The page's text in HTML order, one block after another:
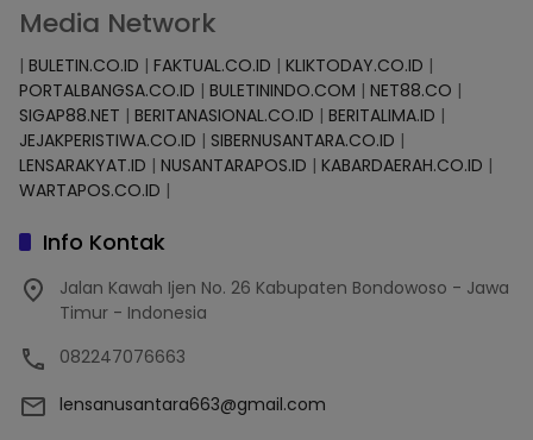
Media Network
| BULETIN.CO.ID | FAKTUAL.CO.ID | KLIKTODAY.CO.ID |
PORTALBANGSA.CO.ID | BULETININDO.COM | NET88.CO |
SIGAP88.NET | BERITANASIONAL.CO.ID | BERITALIMA.ID |
JEJAKPERISTIWA.CO.ID | SIBERNUSANTARA.CO.ID |
LENSARAKYAT.ID | NUSANTARAPOS.ID | KABARDAERAH.CO.ID |
WARTAPOS.CO.ID |
Info Kontak
Jalan Kawah Ijen No. 26 Kabupaten Bondowoso - Jawa
Timur - Indonesia
082247076663
lensanusantara663@gmail.com